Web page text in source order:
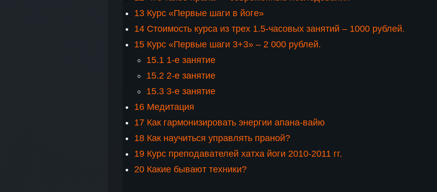
13 Курс «Первые шаги в йоге»
14 Стоимость курса из трех 1.5-часовых занятий – 1000 рублей.
15 Курс «Первые шаги 3+3» – 2 000 рублей.
15.1 1-е занятие
15.2 2-е занятие
15.33-е занятие
16 Медитация
17 Как гармонизировать энергии апана-вайю
18 Как научиться управлять праной?
19 Курс преподавателей хатха йоги 2010-2011 гг.
20 Какие бывают техники?